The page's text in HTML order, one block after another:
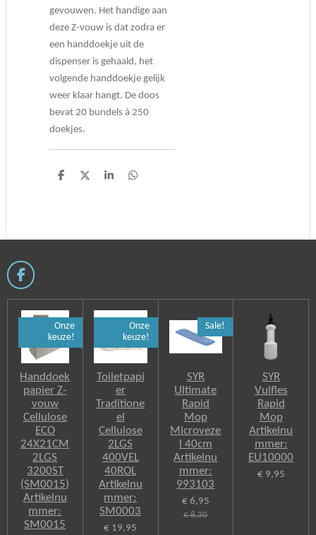
gevouwen. Het handige aan
deze Z-vouw is dat zodra er
een handdoekje uit de
dispenser is gehaald, het
volgende handdoekje gelijk
weer klaar hangt. De doos
bevat 20 bundels à 250
doekjes.
D
D
S
D
F
a
e
Onze
keuze!
Handdoek
papier Z-
vouw
Cellulose
ECO
24X21CM
2LGS
3200ST
(SM0015)
Artikelnu
mmer:
SM0015
Onze
keuze!
Toiletpapi
er
Traditione
el
Cellulose
2LGS
400VEL
40ROL
Artikelnu
mmer:
SM0003
€ 19,95
Sale!
SYR
Ultimate
Rapid
Mop
Microveze
l 40cm
Artikelnu
mmer:
993103
€ 6,95
€ 8,30
SYR
Vulfles
Rapid
Mop
Artikelnu
mmer:
EU10000
€ 9,95